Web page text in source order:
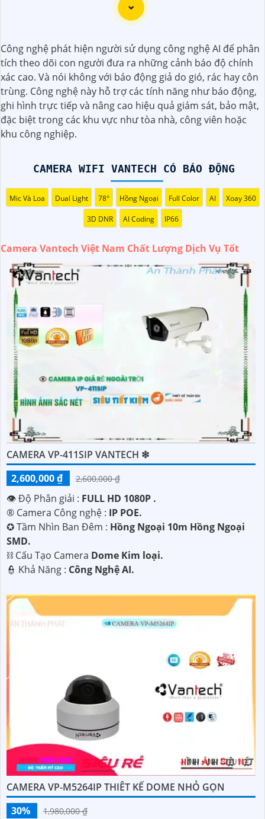
đầu tại Việt Nam, chúng được thiết kế với công nghệ hiện
đại và chất lượng cao để khẳng định an ninh và giám sát
tốt cho ngôi nhà, cửa hàng, văn phòng hoặc doanh nghiệp
của bạn.
Vantech Việt Nam cung cấp các dòng sản phẩm camera
giám sát chất lượng cao như camera IP, camera HD-TVI,
camera AHD, camera wifi, camera thông minh, và nhiều
tiêu chuẩn chất lượng cao, đáng tin cậy và dễ sử dụng.
Điểm mạnh của Camera Vantech là chất lượng dịch vụ tốt
và hỗ trợ khách hàng chu đáo. Đội ngũ nhân viên kỹ thuật
chuyên nghiệp của Vantech sẽ giúp bạn lựa chọn giải
pháp camera phù hợp với nhu cầu và ngân sách của bạn.
cho ngôi nhà hoặc doanh nghiệp của mình, Camera
Vantech Việt Nam là một lựa chọn hàng đầu mà bạn có
thể tin tưởng.
Công nghệ phát hiện người sử dụng công nghệ AI để phân
tích theo dõi con người đưa ra những cảnh báo độ chính
xác cao. Và nói không với báo động giả do gió, rác hay côn
trùng. Công nghệ này hỗ trợ các tính năng như báo động,
ghi hình trực tiếp và nâng cao hiệu quả giám sát, bảo mật,
đặc biệt trong các khu vực như tòa nhà, công viên hoặc
khu công nghiệp.
CAMERA WIFI VANTECH CÓ BÁO ĐỘNG
Mic Và Loa Dual Light 78° Hồng Ngoại Full Color AI Xoay 360
3D DNR AI Coding IP66
Camera Vantech Việt Nam Chất Lượng Dịch Vụ Tốt
CAMERA VP-411SIP VANTECH ❇
2,600,000 ₫
2,600,000 ₫
👁 Độ Phân giải : FULL HD 1080P .
®️ Camera Công nghệ : IP POE.
✪ Tầm Nhìn Ban Đêm : Hồng Ngoại 10m Hồng Ngoại
SMD.
⛓ Cấu Tạo Camera Dome Kim loại.
️👮 Khả Năng : Công Nghệ AI.
CAMERA VP-M5264IP THIÊT KẾ DOME NHỎ GỌN
30%
1,980,000 ₫